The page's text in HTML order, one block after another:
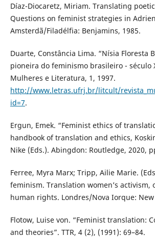
Díaz-Diocaretz, Miriam. Translating
Questions on feminist strategies in
Amsterdã/Filadélfia: Benjamins, 1985.
Duarte, Constância Lima. “Nísia Floresta
pioneira do feminismo brasileiro - século
Mulheres e Literatura, 1, 1997.
http://www.letras.ufrj.br/litcult/
id=7.
Ergun, Emek. “Feminist ethics of
handbook of translation and ethics,
Nike (Eds.). Abingdon: Routledge, 2020,
Ferree, Myra Marx; Tripp, Ailie Marie.
feminism. Translation women’s activism,
human rights. Londres/Nova Iorque: New
Flotow, Luise von. “Feminist translation:
and theories”. TTR, 4 (2), (1991): 69–84.